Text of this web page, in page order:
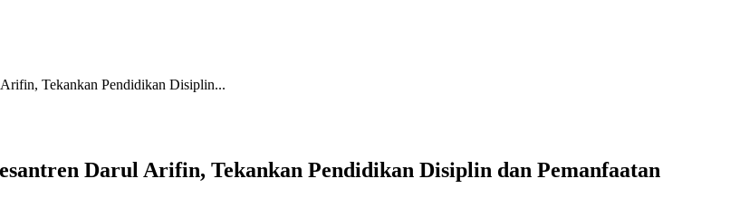
Tekankan Pendidikan Disiplin...
Darul Arifin, Tekankan Pendidikan Disiplin dan Pemanfaatan